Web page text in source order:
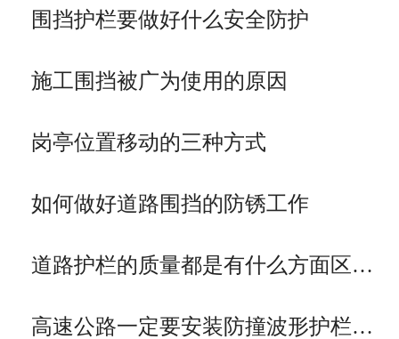
围挡护栏要做好什么安全防护
施工围挡被广为使用的原因
岗亭位置移动的三种方式
如何做好道路围挡的防锈工作
道路护栏的质量都是有什么方面区…
高速公路一定要安装防撞波形护栏…